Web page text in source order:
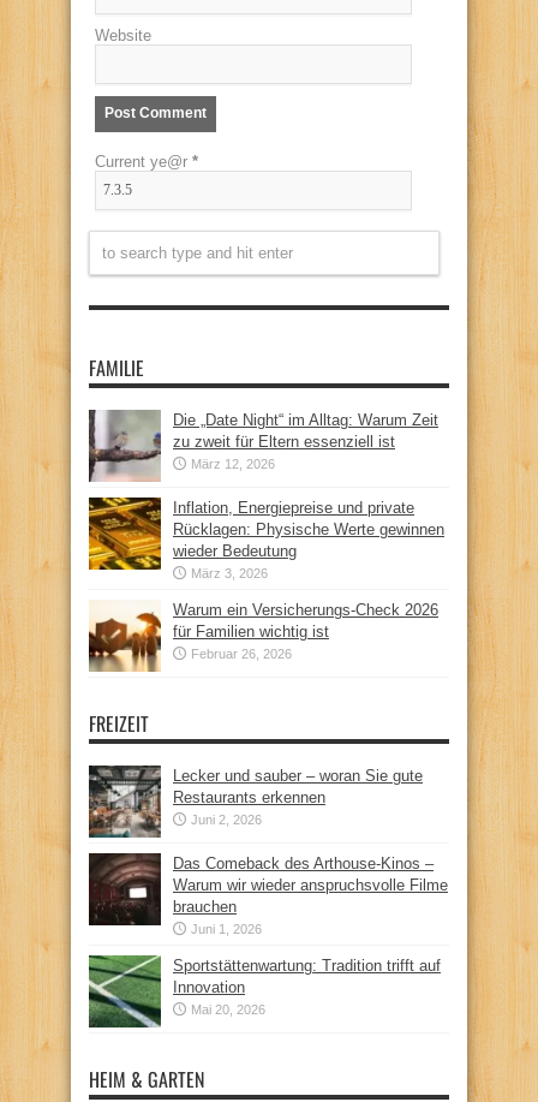
Website
Current ye@r *
FAMILIE
Die „Date Night“ im Alltag: Warum Zeit
zu zweit für Eltern essenziell ist
März 12, 2026
Inflation, Energiepreise und private
Rücklagen: Physische Werte gewinnen
wieder Bedeutung
März 3, 2026
Warum ein Versicherungs-Check 2026
für Familien wichtig ist
Februar 26, 2026
FREIZEIT
Lecker und sauber – woran Sie gute
Restaurants erkennen
Juni 2, 2026
Das Comeback des Arthouse-Kinos –
Warum wir wieder anspruchsvolle Filme
brauchen
Juni 1, 2026
Sportstättenwartung: Tradition trifft auf
Innovation
Mai 20, 2026
HEIM & GARTEN